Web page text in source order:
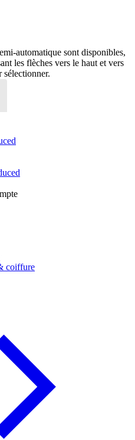
automatique sont disponibles,
les flèches vers le haut et vers
sélectionner.
coiffure